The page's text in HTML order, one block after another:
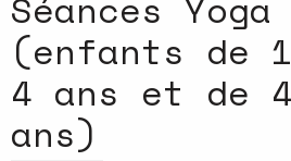
(enfants de
4 ans et de
ans)